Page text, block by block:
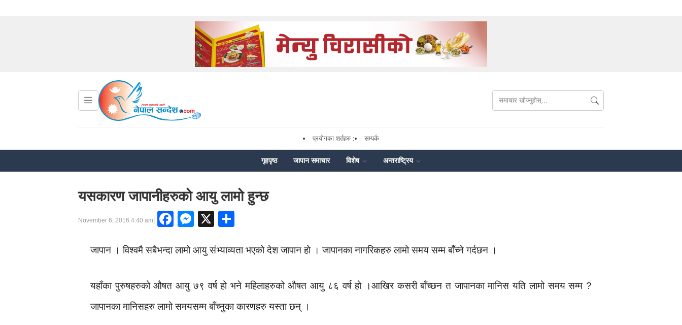
प्रयोगका शर्तहरु : सम्पर्क
गृहपृष्ठ जापान समाचार विशेष अन्तराष्ट्रिय
यसकारण जापानीहरुको आयु लामो हुन्छ
November 6, 2016 4:40 am| Facebook
Messenger
X
जापान । विश्वमै सबैभन्दा लामो आयु संभ्याव्यता भएको देश जापान हो । जापानका नागरिकहरु लामो समय सम्म बाँच्ने गर्दछन ।
यहाँका पुरुषहरुको औषत आयु ७९ वर्ष हो भने महिलाहरुको औषत आयु ८६ वर्ष हो ।आखिर कसरी बाँच्छन त जापानका मानिस यति लामो समय सम्म ?
जापानका मानिसहरु लामो समयसम्म बाँच्नुका कारणहरु यस्ता छन् ।